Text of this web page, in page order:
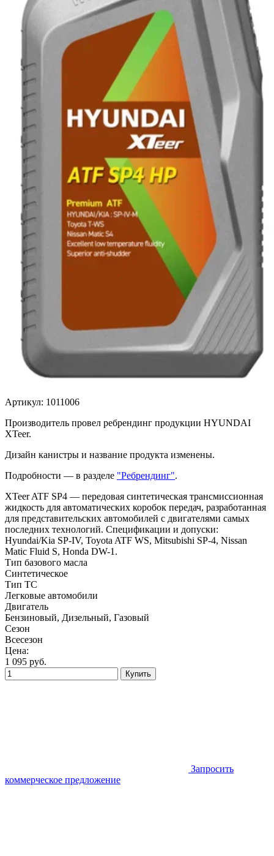
Артикул: 1011006
Производитель провел ребрендинг продукции HYUNDAI
XTeer.
Дизайн канистры и название продукта изменены.
Подробности — в разделе "Ребрендинг".
XTeer ATF SP4 — передовая синтетическая трансмиссионная
жидкость для автоматических коробок передач, разработанная
для представительских автомобилей с двигателями самых
последних технологий. Спецификации и допуски:
Hyundai/Kia SP-IV, Toyota ATF WS, Mitsubishi SP-4, Nissan
Matic Fluid S, Honda DW-1.
Тип базового масла
Синтетическое
Тип ТС
Легковые автомобили
Двигатель
Бензиновый, Дизельный, Газовый
Сезон
Всесезон
Цена:
1 095 руб.
Купить
Запросить
коммерческое предложение